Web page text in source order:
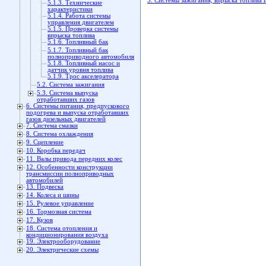
5.1.3. Технические
характеристики
5.1.4. Работа системы
управления двигателем
5.1.5. Проверка системы
впрыска топлива
5.1.6. Топливный бак
5.1.7. Топливный бак
полноприводного автомобиля
5.1.8. Топливный насос и
датчик уровня топлива
5.1.9. Трос акселератора
5.2. Система зажигания
5.3. Система выпуска
отработавших газов
6. Системы питания, предпускового
подогрева и выпуска отработавших
газов дизельных двигателей
7. Система смазки
8. Система охлаждения
9. Сцепление
10. Коробка передач
11. Валы привода передних колес
12. Особенности конструкции
трансмиссии полноприводных
автомобилей
13. Подвеска
14. Колеса и шины
15. Рулевое управление
16. Тормозная система
17. Кузов
18. Система отопления и
кондиционирования воздуха
19. Электрооборудование
20. Электрические схемы